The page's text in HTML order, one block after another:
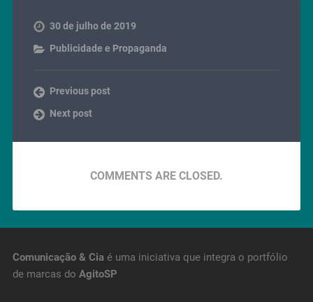
30 de julho de 2019
Publicidade e Propaganda
Previous post
Next post
COMMENTS ARE CLOSED.
Comunicação & Ciaé uma iniciativa que integra o portfólio
de marcas do AgitoSP